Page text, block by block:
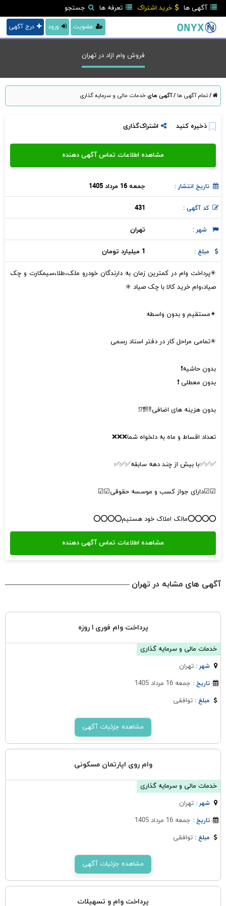
آگهی ها خرید اشتراک تعرفه ها جستجو
درج آگهی ورود عضویت
فروش وام ازاد در تهران
/تمام آگهی ها /آگهی هایخدمات مالی و سرمایه گذاری
ذخیره کنید اشتراک‌گذاری
تاریخ انتشار : جمعه 16 مرداد 1405
کد آگهی : 431
شهر : تهران
مبلغ : 1 میلیارد تومان
✳پرداخت وام در کمترین زمان به دارندگان خودرو ملک،طلا،سیمکارت و چک
صیاد،وام خرید کالا با چک صیاد ✳️
✴مستقیم و بدون واسطه
✳تمامی مراحل کار در دفتر اسناد رسمی
بدون حاشیه❗
بدون معطلی ❗
بدون هزینه های اضافی‼️‼️❗⁉️
تعداد اقساط و ماه به دلخواه شما❌❌❌
✅✅✅با بیش از چند دهه سابقه✅✅✅
☑☑دارای جواز کسب و موسسه حقوقی☑☑
⭕⭕⭕⭕مالک املاک خود هستیم⭕⭕⭕⭕
آگهی های مشابه در تهران
پرداخت وام فوری ۱ روزه
خدمات مالی و سرمایه گذاری
شهر :تهران
تاریخ : جمعه 16 مرداد 1405
مبلغ :توافقی
مشاهده جزئیات آگهی
وام روی اپارتمان مسکونی
خدمات مالی و سرمایه گذاری
شهر :تهران
تاریخ : جمعه 16 مرداد 1405
مبلغ :توافقی
مشاهده جزئیات آگهی
پرداخت وام و تسهیلات